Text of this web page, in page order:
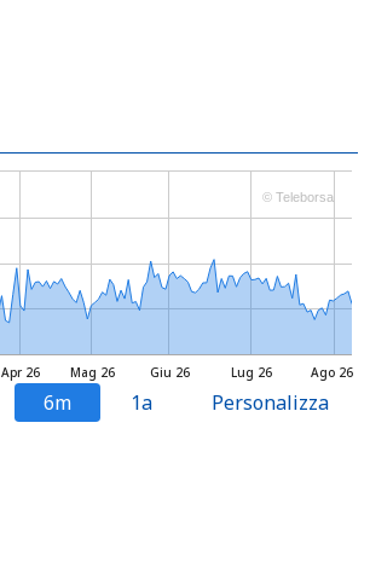
Mag 26 Lug 26
Apr 26 Giu 26 Ago 26
© Teleborsa
6m 1a Personalizza